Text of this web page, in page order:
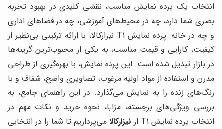
انتخاب یک پرده نمایش مناسب، نقشی کلیدی در بهبود تجربه
بصری شما دارد، چه در محیط‌های آموزشی، چه در فضاهای اداری
و چه در خانه. پرده نمایش T1 نیزارکالا، با ارائه ترکیبی بی‌نظیر از
کیفیت، کارایی و قیمت مناسب، به یکی از محبوب‌ترین گزینه‌ها
در بازار تبدیل شده است. این پرده نمایش، با بهره‌گیری از طراحی
مدرن و استفاده از مواد اولیه مرغوب، تصاویری واضح، شفاف و با
رنگ‌های زنده را به نمایش می‌گذارد. در این راهنمای جامع، به
بررسی ویژگی‌های برجسته، مزایا، نحوه خرید و نکات مهم در
انتخاب پرده نمایش T1 از
نیزارکالا می‌پردازیم تا شما را در انتخابی